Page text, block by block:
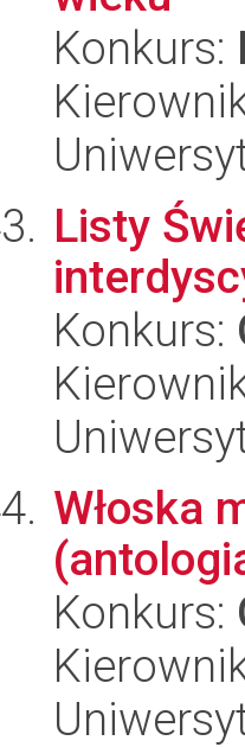
Konkurs:
Listy
Konkurs:
Włoska
Konkurs: